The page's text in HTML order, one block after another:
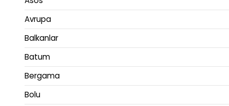
Avrupa
Balkanlar
Batum
Bergama
Bolu